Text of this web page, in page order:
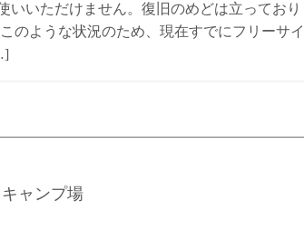
いただけません。復旧のめどは立っており
のような状況のため、現在すでにフリーサ
ャンプ場